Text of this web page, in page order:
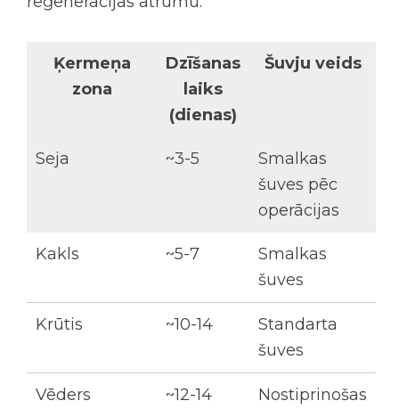
Ķermeņa
zona
Dzīšanas
laiks
(dienas)
Šuvju veids
Seja ~3-5
Smalkas
šuves pēc
operācijas
Kakls ~5-7
Smalkas
šuves
Krūtis ~10-14
Standarta
šuves
Vēders ~12-14
Nostiprinošas